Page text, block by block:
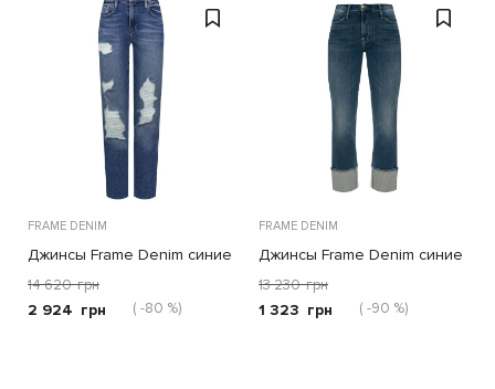
FRAME DENIM
Джинсы Frame Denim синие
14 620 грн
2 924 грн ( -80 %)
FRAME DENIM
Джинсы Frame Denim синие
13 230 грн
1 323 грн ( -90 %)